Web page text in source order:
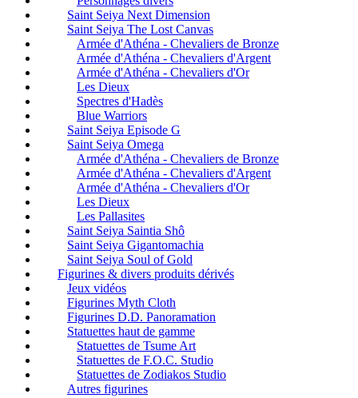
Saint Seiya Next Dimension
Saint Seiya The Lost Canvas
Armée d'Athéna - Chevaliers de Bronze
Armée d'Athéna - Chevaliers d'Argent
Armée d'Athéna - Chevaliers d'Or
Les Dieux
Spectres d'Hadès
Blue Warriors
Saint Seiya Episode G
Saint Seiya Omega
Armée d'Athéna - Chevaliers de Bronze
Armée d'Athéna - Chevaliers d'Argent
Armée d'Athéna - Chevaliers d'Or
Les Dieux
Les Pallasites
Saint Seiya Saintia Shô
Saint Seiya Gigantomachia
Saint Seiya Soul of Gold
Figurines & divers produits dérivés
Jeux vidéos
Figurines Myth Cloth
Figurines D.D. Panoramation
Statuettes haut de gamme
Statuettes de Tsume Art
Statuettes de F.O.C. Studio
Statuettes de Zodiakos Studio
Autres figurines